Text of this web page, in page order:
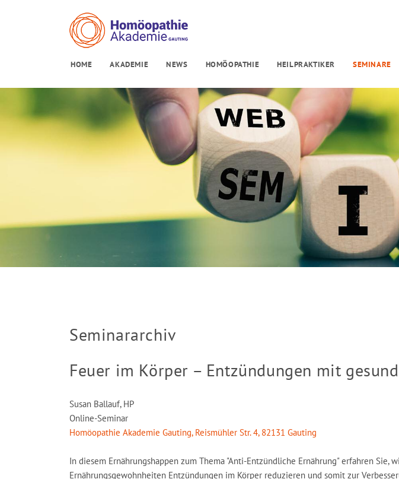
HOME AKADEMIE NEWS HOMÖOPATHIE HEILPRAKTIKER SEMINARE
Seminararchiv
Feuer im Körper – Entzündungen mit
Susan Ballauf, HP
Online-Seminar
Homöopathie Akademie Gauting, Reismühler Str. 4, 82131 Gauting
In diesem Ernährungshappen zum Thema "Anti-Entzündliche Ernährung" erfahren Sie,
Ernährungsgewohnheiten Entzündungen im Körper reduzieren und somit zur